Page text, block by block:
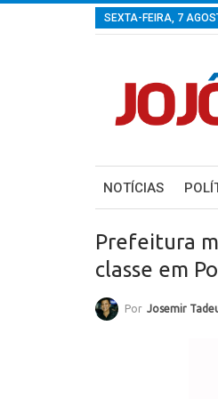
SEXTA-FEIRA, 7
NOTÍCIAS
Prefeitura
classe em
Por Josemir Tadeu